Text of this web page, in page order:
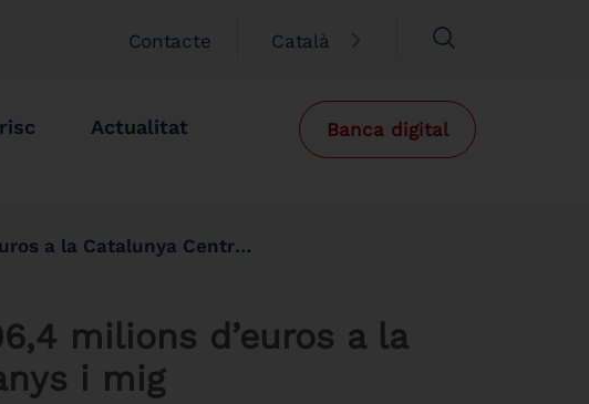
Contacte Català
Actualitat Banca digital
durant els darrers tres anys i mig
milions d’euros a la
i mig